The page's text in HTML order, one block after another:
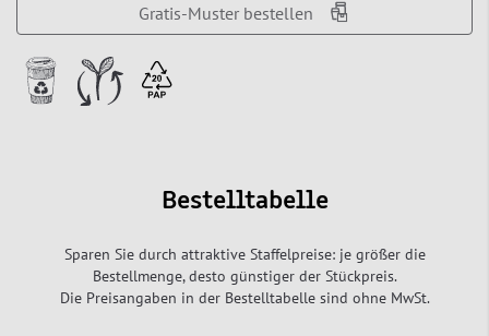
Gratis-Muster bestellen
Bestelltabelle
Sparen Sie durch attraktive Staffelpreise: je größer die
Bestellmenge, desto günstiger der Stückpreis.
Die Preisangaben in der Bestelltabelle sind ohne MwSt.